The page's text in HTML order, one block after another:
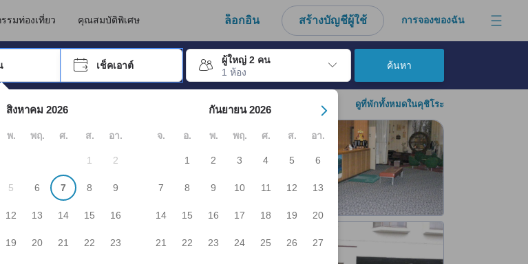
รมท่องเที่ยว คุณสมบัติพิเศษ ล็อกอิน สร้างบัญชีผู้ใช้ การจองของฉัน
องการ แล้วกดปุ่ม Enter เพื่อเลือก
เช็คเอาต์
ผู้ใหญ่ 2 คน
1 ห้อง
อกวันที่ ใช้ปุ่มลูกศรเพื่อเลือกวันเช็คอินและเช็คเอาต์ เมื่อไปถึงวันเช็คอินที่ต้องการ ให้กดปุ่ม Enter เพื่อเลือกวันเช็คอินดังกล่า
สิงหาคม 2026
พ. พฤ. ศ. ส. อา.
1 2
5 6 7 8 9
12 13 14 15 16
19 20 21 22 23
กันยายน 2026
จ. อ. พ. พฤ. ศ. ส. อา.
1 2 3 4 5 6
7 8 9 10 11 12 13
14 15 16 17 18 19 20
21 22 23 24 25 26 27
ค้นหา
ดูที่พักทั้งหมดในคุชิโระ
นรีวิวและความคิดเห็นที่แสดงบน JAPANiCAN จึงมาจากประสบการณ์ตรงของผู้เข้าพักอย่างแท้จริง